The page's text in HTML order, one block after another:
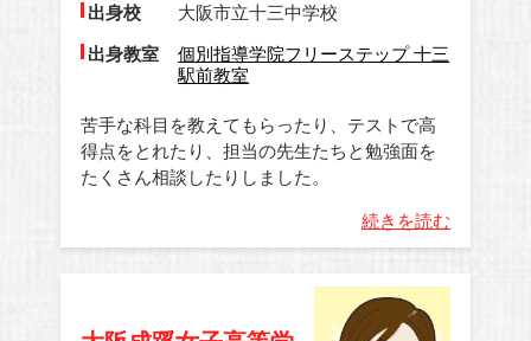
出身校 大阪市立十三中学校
出身教室
個別指導学院フリーステップ 十三
駅前教室
苦手な科目を教えてもらったり、テストで高
得点をとれたり、担当の先生たちと勉強面を
たくさん相談したりしました。
続きを読む